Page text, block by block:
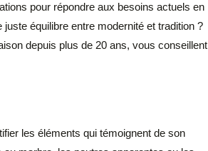
pour répondre aux besoins actuels en
équilibre entre modernité et tradition ?
depuis plus de 20 ans, vous conseillent
les éléments qui témoignent de son